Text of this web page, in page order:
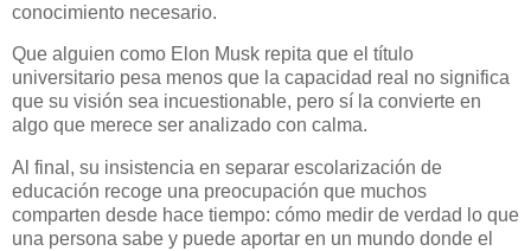
conocimiento necesario.
Que alguien como Elon Musk repita que el título
universitario pesa menos que la capacidad real no significa
que su visión sea incuestionable, pero sí la convierte en
algo que merece ser analizado con calma.
Al final, su insistencia en separar escolarización de
educación recoge una preocupación que muchos
comparten desde hace tiempo: cómo medir de verdad lo que
una persona sabe y puede aportar en un mundo donde el